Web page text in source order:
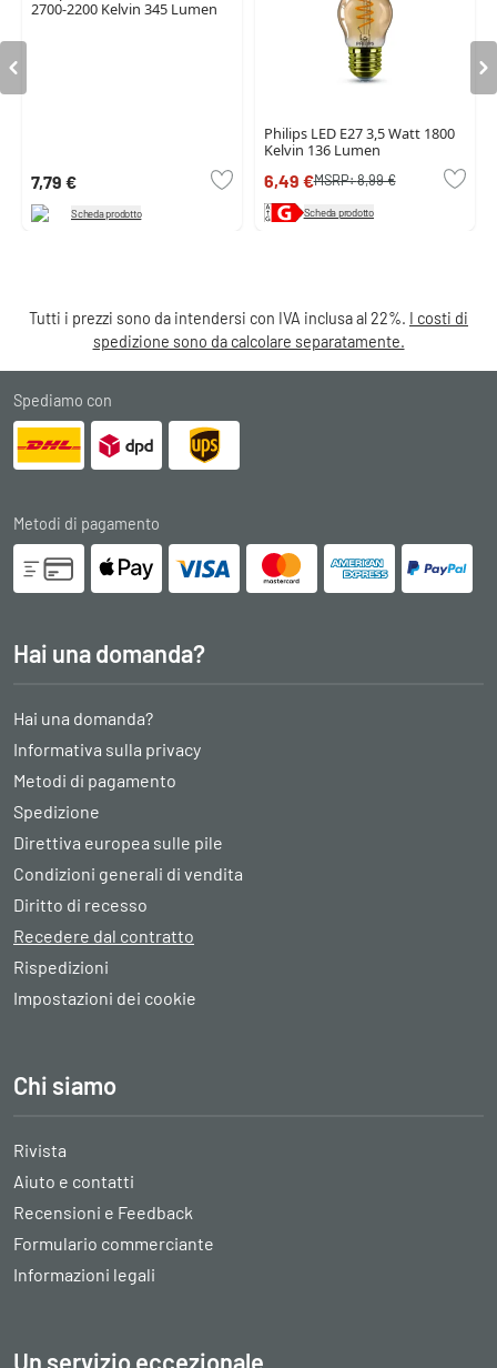
2700-2200 Kelvin 345 Lumen
7,79 €
Scheda prodotto
Philips LED E27 3,5 Watt 1800
Kelvin 136 Lumen
6,49 €MSRP:8,99 €
Scheda prodotto
Tutti i prezzi sono da intendersi con IVA inclusa al 22%. I costi di
spedizione sono da calcolare separatamente.
Spediamo con
Metodi di pagamento
Hai una domanda?
Hai una domanda?
Informativa sulla privacy
Metodi di pagamento
Spedizione
Direttiva europea sulle pile
Condizioni generali di vendita
Diritto di recesso
Recedere dal contratto
Rispedizioni
Impostazioni dei cookie
Chi siamo
Rivista
Aiuto e contatti
Recensioni e Feedback
Formulario commerciante
Informazioni legali
Un servizio eccezionale